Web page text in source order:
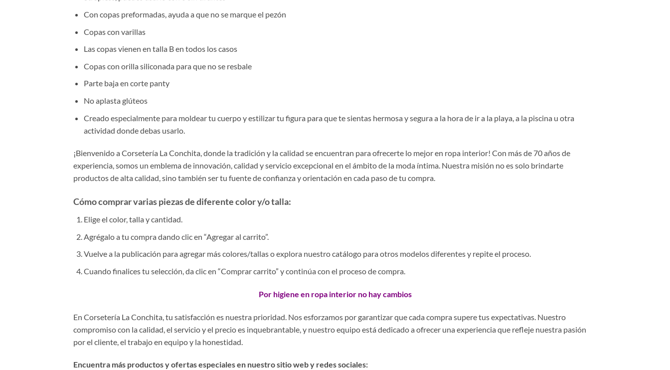
Con copas preformadas, ayuda a que no se marque el pezón
Copas con varillas
Las copas vienen en talla B en todos los casos
Copas con orilla siliconada para que no se resbale
Parte baja en corte panty
No aplasta glúteos
Creado especialmente para moldear tu cuerpo y estilizar tu figura para que te sientas hermosa y segura a la hora de ir a la playa, a la piscina u otra
actividad donde debas usarlo.
¡Bienvenido a Corsetería La Conchita, donde la tradición y la calidad se encuentran para ofrecerte lo mejor en ropa interior! Con más de 70 años de
experiencia, somos un emblema de innovación, calidad y servicio excepcional en el ámbito de la moda íntima. Nuestra misión no es solo brindarte
productos de alta calidad, sino también ser tu fuente de confianza y orientación en cada paso de tu compra.
Cómo comprar varias piezas de diferente color y/o talla:
Elige el color, talla y cantidad.
Agrégalo a tu compra dando clic en “Agregar al carrito”.
Vuelve a la publicación para agregar más colores/tallas o explora nuestro catálogo para otros modelos diferentes y repite el proceso.
Cuando finalices tu selección, da clic en “Comprar carrito” y continúa con el proceso de compra.
Por higiene en ropa interior no hay cambios
En Corsetería La Conchita, tu satisfacción es nuestra prioridad. Nos esforzamos por garantizar que cada compra supere tus expectativas. Nuestro
compromiso con la calidad, el servicio y el precio es inquebrantable, y nuestro equipo está dedicado a ofrecer una experiencia que refleje nuestra pasión
por el cliente, el trabajo en equipo y la honestidad.
Encuentra más productos y ofertas especiales en nuestro sitio web y redes sociales: